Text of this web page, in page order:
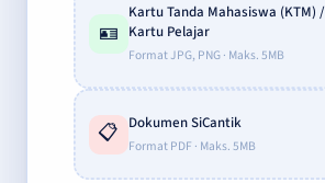
🪪
Kartu Tanda Mahasiswa (KTM) /
Kartu Pelajar
Format JPG, PNG · Maks. 5MB
📋 Dokumen SiCantik
Format PDF · Maks. 5MB